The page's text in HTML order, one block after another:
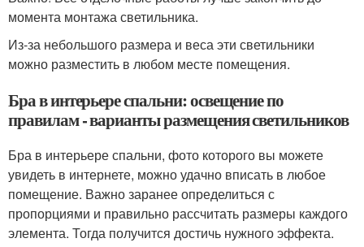
момента монтажа светильника.
Из-за небольшого размера и веса эти светильники
можно разместить в любом месте помещения.
Бра в интерьере спальни: освещение по
правилам - варианты размещения светильников
Бра в интерьере спальни, фото которого вы можете
увидеть в интернете, можно удачно вписать в любое
помещение. Важно заранее определиться с
пропорциями и правильно рассчитать размеры каждого
элемента. Тогда получится достичь нужного эффекта.